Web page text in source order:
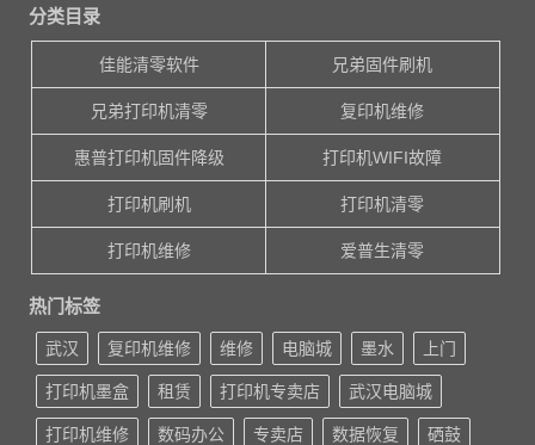
分类目录
佳能清零软件 兄弟固件刷机
兄弟打印机清零 复印机维修
惠普打印机固件降级 打印机WIFI故障
打印机刷机 打印机清零
打印机维修 爱普生清零
热门标签
武汉 复印机维修 维修 电脑城 墨水 上门
打印机墨盒 租赁 打印机专卖店 武汉电脑城
打印机维修 数码办公 专卖店 数据恢复 硒鼓